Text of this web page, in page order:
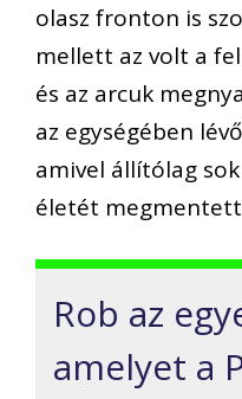
olasz fronton is
mellett az volt a
és az arcuk
az egységében
amivel állítólag
életét
Rob az
amelyet a